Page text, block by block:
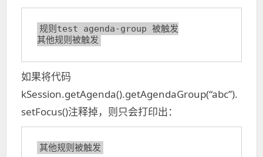
规则test agenda-group 被触发
其他规则被触发
如果将代码
kSession.getAgenda().getAgendaGroup(“abc”).
setFocus()注释掉，则只会打印出：
其他规则被触发